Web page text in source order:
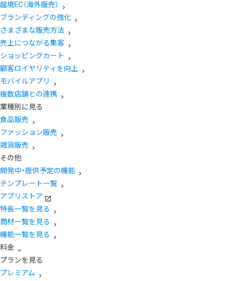
越境EC（海外販売）
ブランディングの強化
さまざまな販売方法
売上につながる集客
ショッピングカート
顧客ロイヤリティを向上
モバイルアプリ
複数店舗との連携
業種別に見る
食品販売
ファッション販売
雑貨販売
その他
開発中・提供予定の機能
テンプレート一覧
アプリストア
特長一覧を見る
商材一覧を見る
機能一覧を見る
料金
プランを見る
プレミアム